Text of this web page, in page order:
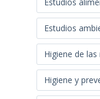
Estudios
Higiene de
Higiene y